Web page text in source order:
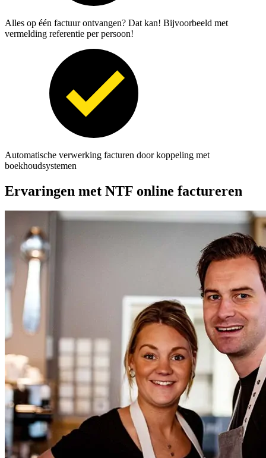
Alles op één factuur ontvangen? Dat kan! Bijvoorbeeld met
vermelding referentie per persoon!
Automatische verwerking facturen door koppeling met
boekhoudsystemen
Ervaringen met NTF online factureren